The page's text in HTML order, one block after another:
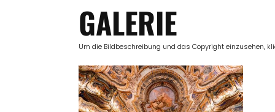
GALERIE
Um die Bildbeschreibung und das Copyright einzusehen,